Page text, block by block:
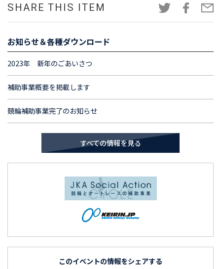
SHARE THIS ITEM
お知らせ＆各種ダウンロード
2023年 新年のごあいさつ
補助事業概要を掲載します
競輪補助事業完了のお知らせ
すべての情報を見る
このイベントの情報をシェアする